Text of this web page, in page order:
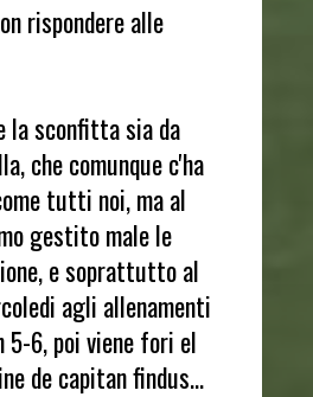
rispondere alle
la sconfitta sia da
che comunque c'ha
tutti noi, ma al
gestito male le
e soprattutto al
agli allenamenti
5-6, poi viene fori el
de capitan findus...